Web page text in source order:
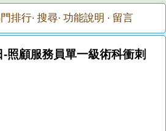
排行· 搜尋· 功能說明 · 留言
照顧服務員單一級術科衝刺